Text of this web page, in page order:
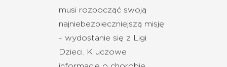
musi rozpocząć swoją
najniebezpieczniejszą misję
- wydostanie się z Ligi
Dzieci. Kluczowe